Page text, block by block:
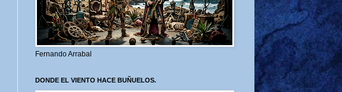
Fernando Arrabal
DONDE EL VIENTO HACE BUÑUELOS.